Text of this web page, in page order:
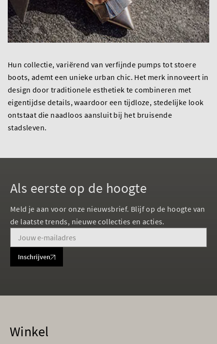
Hun collectie, variërend van verfijnde pumps tot stoere
boots, ademt een unieke urban chic. Het merk innoveert in
design door traditionele esthetiek te combineren met
eigentijdse details, waardoor een tijdloze, stedelijke look
ontstaat die naadloos aansluit bij het bruisende
stadsleven.
Als eerste op de hoogte
Meld je aan voor onze nieuwsbrief. Blijf op de hoogte van
de laatste trends, nieuwe collecties en acties.
Inschrijven
Winkel